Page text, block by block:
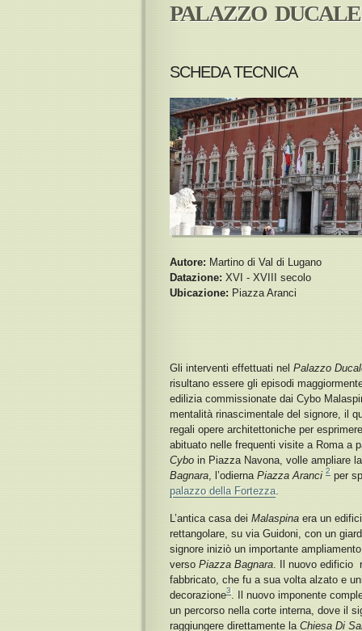
PALAZZO DUCALE
SCHEDA TECNICA
Autore: Martino di Val di Lugano
Datazione: XVI - XVIII secolo
Ubicazione: Piazza Aranci
Gli interventi effettuati nel Palazzo
risultano essere gli episodi
edilizia commissionate dai Cybo
mentalità rinascimentale del signore, il
regali opere architettoniche per
abituato nelle frequenti visite a Roma a
Cyboin Piazza Navona, volle ampliare
Bagnara, l’odiernaPiazza Aranci 2per
palazzo della Fortezza.
L’antica casa dei Malaspinaera un
rettangolare, su via Guidoni, con un
signore iniziò un importante
versoPiazza Bagnara. Il nuovo edificio
fabbricato, che fu a sua volta alzato e
decorazione3. Il nuovo imponente
un percorso nella corte interna, dove il
raggiungere direttamente la Chiesa Di